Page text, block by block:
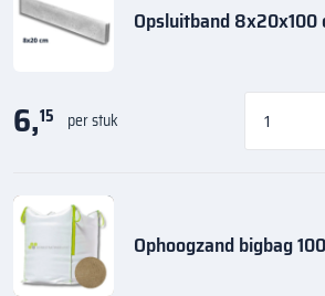
Opsluitband 8x20x100
6,15 per stuk
Ophoogzand bigbag